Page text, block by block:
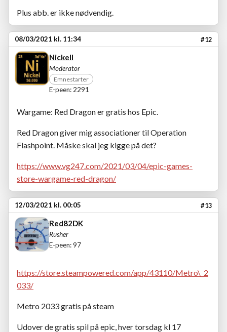
Plus abb. er ikke nødvendig.
08/03/2021 kl. 11:34 #12
Nickell
Moderator
Emnestarter
E-peen: 2291
Wargame: Red Dragon er gratis hos Epic.
Red Dragon giver mig associationer til Operation
Flashpoint. Måske skal jeg kigge på det?
https://www.vg247.com/2021/03/04/epic-games-
store-wargame-red-dragon/
12/03/2021 kl. 00:05 #13
Red82DK
Rusher
E-peen: 97
https://store.steampowered.com/app/43110/Metro\_2
033/
Metro 2033 gratis på steam
Udover de gratis spil på epic, hver torsdag kl 17